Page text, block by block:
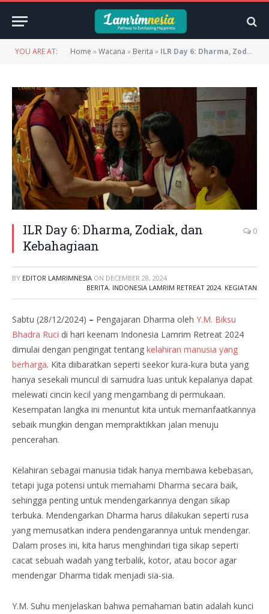
YOU ARE AT: Home »Wacana » Berita » ILR Day 6: Dharma, Zodiak, dan Kebahagiaan
ILR Day 6: Dharma, Zodiak, dan
Kebahagiaan
0
BY EDITOR LAMRIMNESIA ON DECEMBER 28, 2024
BERITA, INDONESIA LAMRIM RETREAT 2024, KEGIATAN
Sabtu (28/12/2024) – Pengajaran Dharma oleh Y.M. Biksu
Bhadra Ruci di hari keenam Indonesia Lamrim Retreat 2024
dimulai dengan pengingat tentang kelahiran manusia yang
berharga. Kita diibaratkan seperti seekor kura-kura buta yang
hanya sesekali muncul di samudra luas untuk kepalanya dapat
melewati cincin kecil yang mengambang di permukaan.
Kesempatan langka ini menuntut kita untuk memanfaatkannya
sebaik mungkin dengan mempraktikkan jalan menuju
pencerahan.
Kelahiran sebagai manusia tidak hanya membawa kebebasan,
tetapi juga potensi untuk memahami Dharma secara baik,
sehingga penting untuk mendengarkannya dengan sikap
terbuka. Mendengarkan Dharma harus dilakukan seperti rusa
yang memusatkan indera pendengarannya untuk mendengar.
Dalam proses ini, kita harus menghindari tiga sikap seperti
cacat sebuah wadah yang terbalik, kotor, atau bocor agar
mendengar Dharma tidak menjadi sia-sia.
Y.M. Suhu menjelaskan bahwa pemahaman batin adalah kunci